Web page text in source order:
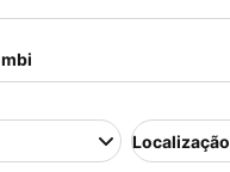
Localização